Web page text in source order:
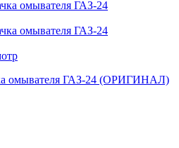
омывателя ГАЗ-24 (ОРИГИНАЛ)